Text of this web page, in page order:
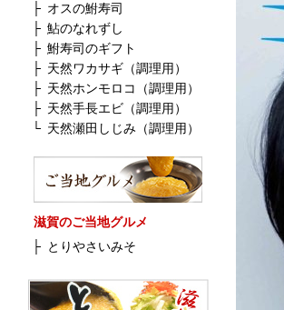
├ オスの鮒寿司
├ 鮎のなれずし
├ 鮒寿司のギフト
├ 天然ワカサギ（調理用）
├ 天然ホンモロコ（調理用）
├ 天然手長エビ（調理用）
└ 天然瀬田しじみ（調理用）
滋賀のご当地グルメ
├ とりやさいみそ